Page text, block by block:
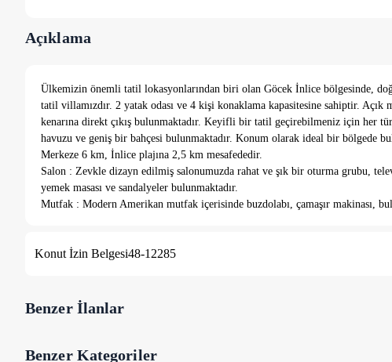
Açıklama
Ülkemizin önemli tatil lokasyonlarından biri olan Göcek İnlice bölgesinde,
tatil villamızdır. 2 yatak odası ve 4 kişi konaklama kapasitesine sahiptir. Açık
kenarına direkt çıkış bulunmaktadır. Keyifli bir tatil geçirebilmeniz için her
havuzu ve geniş bir bahçesi bulunmaktadır. Konum olarak ideal bir bölgede
Merkeze 6 km, İnlice plajına 2,5 km mesafededir.
Salon : Zevkle dizayn edilmiş salonumuzda rahat ve şık bir oturma grubu,
yemek masası ve sandalyeler bulunmaktadır.
Mutfak : Modern Amerikan mutfak içerisinde buzdolabı, çamaşır makinası,
1.Yatak Odası: 1 adet çift kişilik yatak, elbise dolabı, makyaj masası, klima,
Bahçe : Özel bahçe içinde villaya ait özel yüzme havuzu, şezlong, şemsiye,
Konut İzin Belgesi48-12285
Benzer İlanlar
Benzer Kategoriler